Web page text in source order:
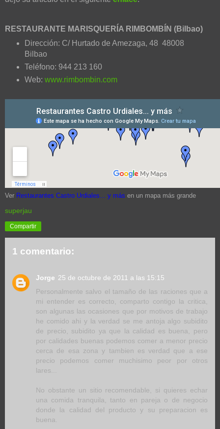
RESTAURANTE MARISQUERÍA RIMBOMBÍN (Bilbao)
Dirección: C/ Hurtado de Amezaga, 48 48008
Bilbao
Teléfono: 944 213 160
Web: www.rimbombin.com
Ver Restaurantes Castro Urdiales... y más en un mapa más grande
superjau
Compartir
1 comentario:
Jorge 25 de octubre de 2011 a las 15:15
Personalmente salvo el tamaño de las raciones que a
mi entender es correcto, comparto contigo la critica,
son algunas las ocasiones que por motivos de trabajo
he comido ahi y la verdad se me antoja algo subidito
de precio, subidito ya que la calidad es buena, pero
por calidades buenas podemos comer a menor precio
cerca de esa zona y tambien es verdad que a ese
precio podemos comer muchisimo peor por otros
lares...
No obstante un sitio recomendable, si quieres echar
una comida tranquila, tanto en pareja o de negocio
donde la calidad del producto y su preparacion es
buena.